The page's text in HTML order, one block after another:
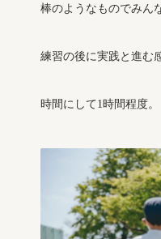
棒のようなものでみん
練習の後に実践と進む
時間にして1時間程度。